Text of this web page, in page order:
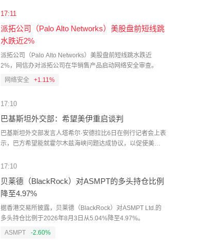
适用于成人白内障合并角膜散光患者无晶体眼的视力矫正。
本产品尚未形成销售，不会对公司近期业绩产生重大影响。
17:11
派拓公司（Palo Alto Networks）美股盘前短线跳
水跌近2%
派拓公司（Palo Alto Networks）美股盘前短线跳水跌近
2%，网信办对派拓公司在华销售产品启动网络安全审查。
网络安全
+1.11%
17:10
巴基斯坦外交部：希望美伊重启谈判
巴基斯坦外交部发言人塔希尔·安德拉比6日在例行记者会上表
示，巴方希望能就霍尔木兹海峡问题达成协议，以促使美国
示，缓和霍尔木兹海峡对峙局势“显然将为各方重返伊斯兰堡
平解决地区争端。（新华社）
17:10
贝莱德（BlackRock）对ASMPT的多头持仓比例
降至4.97%
据香港交易所披露，贝莱德（BlackRock）对ASMPT Ltd.的
多头持仓比例于2026年8月3日从5.04%降至4.97%。
ASMPT
-2.60%